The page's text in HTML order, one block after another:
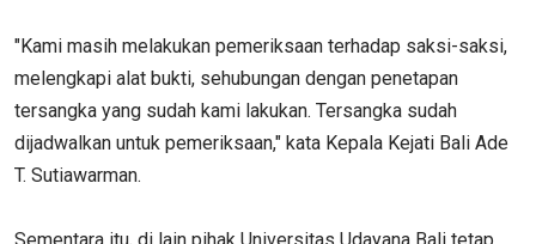
"Kami masih melakukan pemeriksaan terhadap saksi-saksi,
melengkapi alat bukti, sehubungan dengan penetapan
tersangka yang sudah kami lakukan. Tersangka sudah
dijadwalkan untuk pemeriksaan," kata Kepala Kejati Bali Ade
T. Sutiawarman.